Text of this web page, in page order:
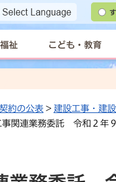
祉 こども・教育
約の公表 > 建設工事・建
事関連業務委託 令和２年